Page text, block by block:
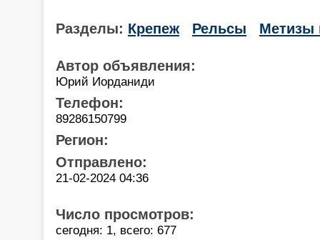
Разделы: Крепеж Рельсы Метизы
Автор объявления:
Юрий Иорданиди
Телефон:
89286150799
Регион:
Отправлено:
21-02-2024 04:36
Число просмотров:
сегодня: 1, всего: 677